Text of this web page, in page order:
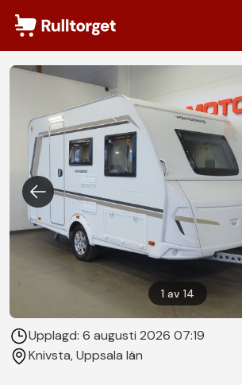
1 av 14
Upplagd: 6 augusti 2026 07:19
Knivsta, Uppsala län